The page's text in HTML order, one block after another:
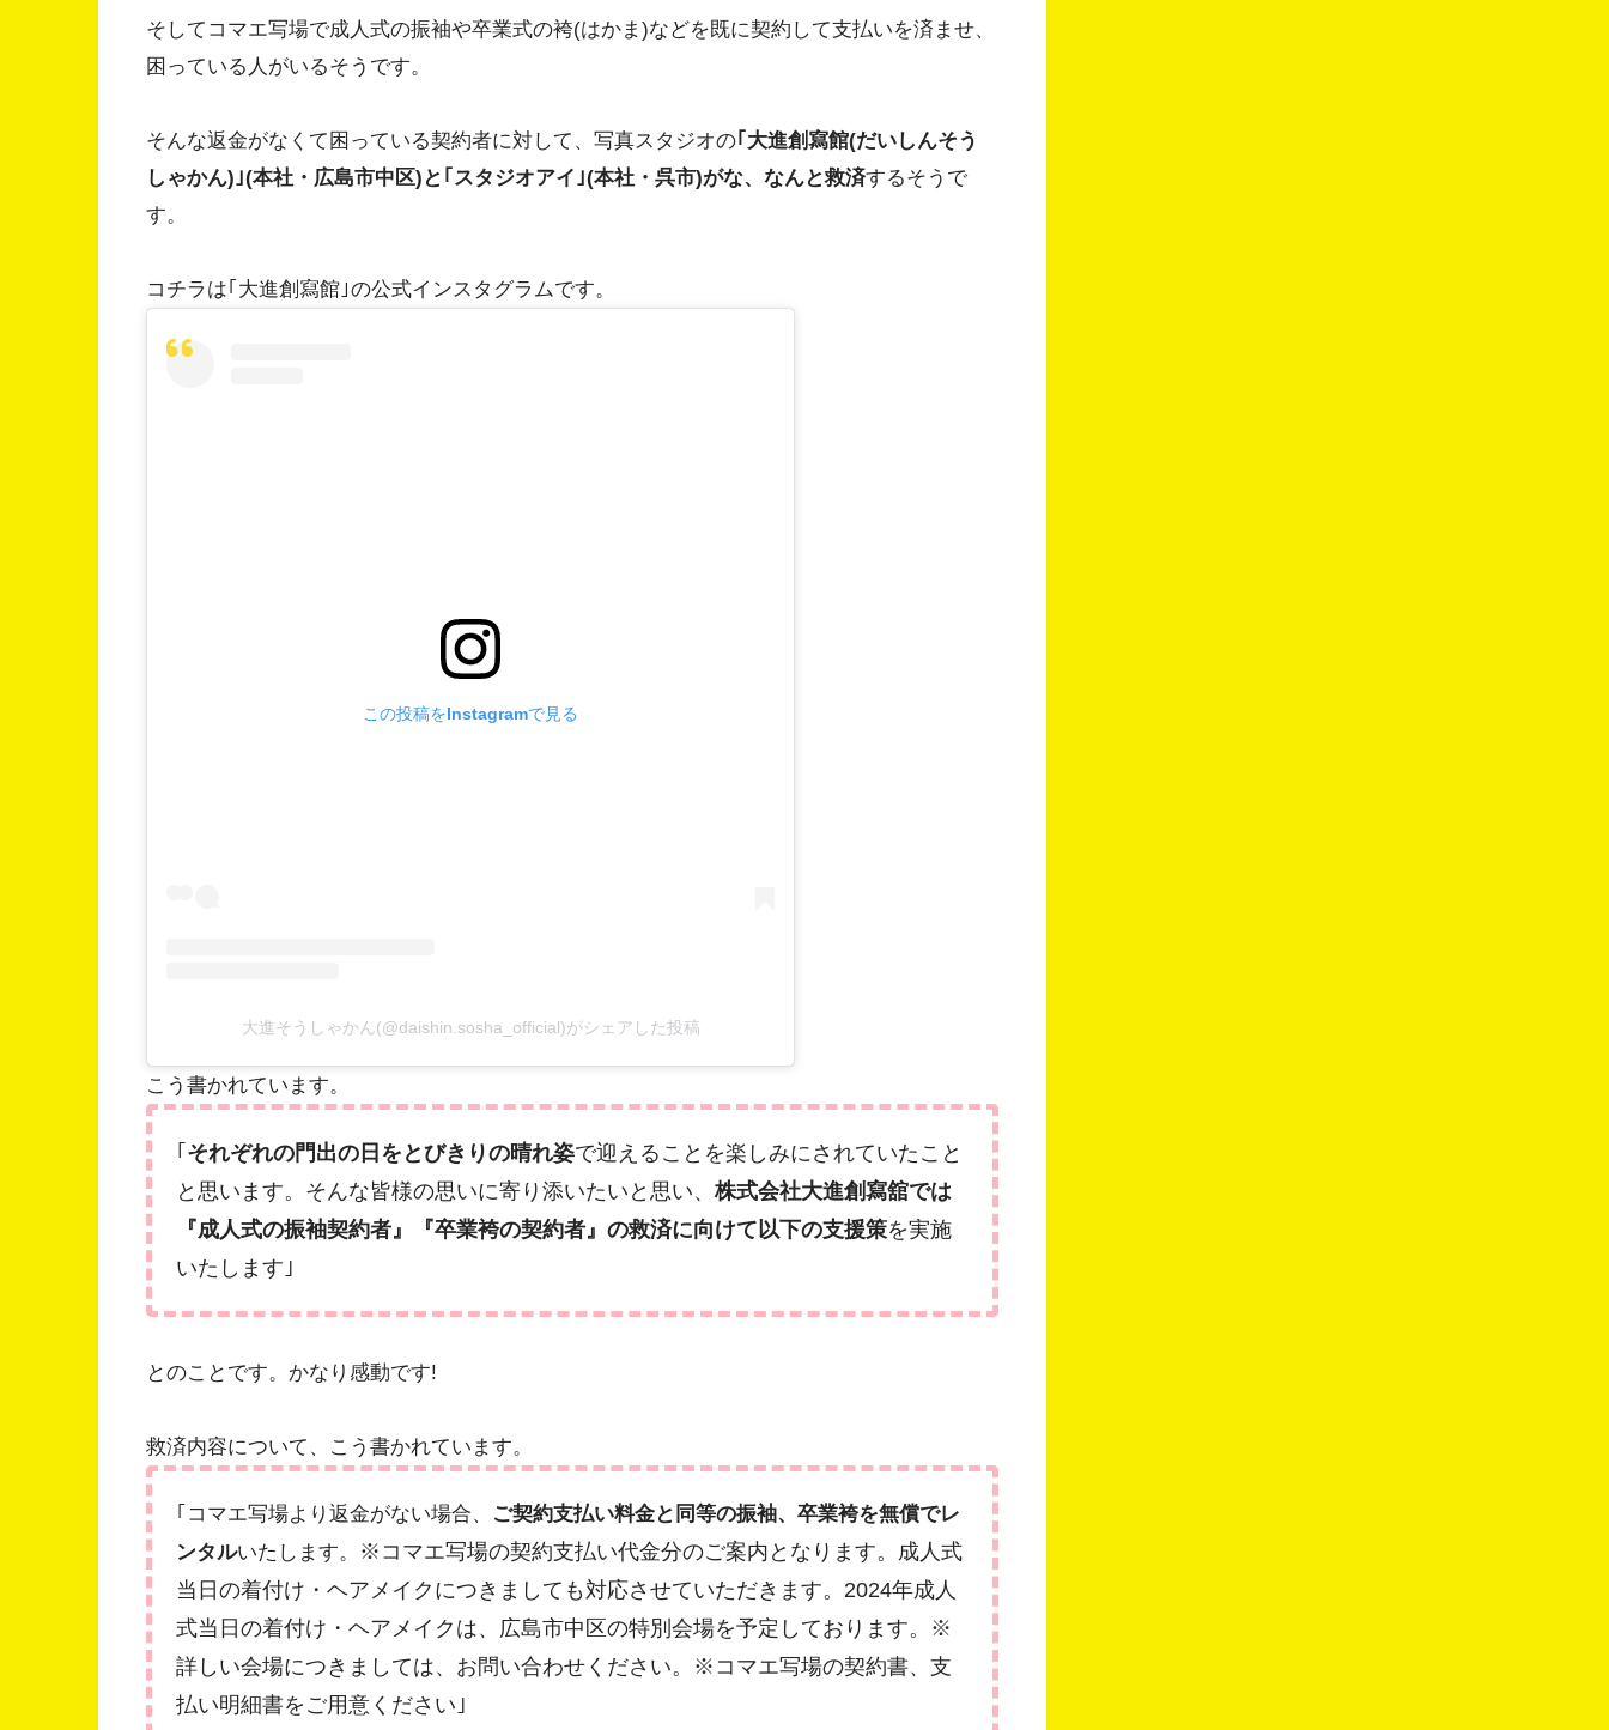
そしてコマエ写場で成人式の振袖や卒業式の袴(はかま)などを既に契約して支払いを済ませ、
困っている人がいるそうです。
そんな返金がなくて困っている契約者に対して、写真スタジオの｢大進創寫館(だいしんそう
しゃかん)｣(本社・広島市中区)と｢スタジオアイ｣(本社・呉市)がな、なんと救済するそうで
す。
コチラは｢大進創寫館｣の公式インスタグラムです。
この投稿をInstagramで見る
大進そうしゃかん(@daishin.sosha_official)がシェアした投稿
こう書かれています。
｢ それぞれの門出の日をとびきりの晴れ姿で迎えることを楽しみにされていたこと
と思います。そんな皆様の思いに寄り添いたいと思い、株式会社大進創寫舘では
『成人式の振袖契約者』『卒業袴の契約者』の救済に向けて以下の支援策を実施
いたします｣
とのことです。かなり感動です!
救済内容について、こう書かれています。
｢コマエ写場より返金がない場合、
ご契約支払い料金と同等の振袖、卒業袴を無償でレ
ンタルいたします。 ※コマエ写場の契約支払い代金分のご案内となります。 成人式
当日の着付け・ヘアメイクにつきましても対応させていただきます。2024年成人
式当日の着付け・ヘアメイクは、広島市中区の特別会場を予定しております。※
詳しい会場につきましては、お問い合わせください。※コマエ写場の契約書、支
払い明細書をご用意ください｣